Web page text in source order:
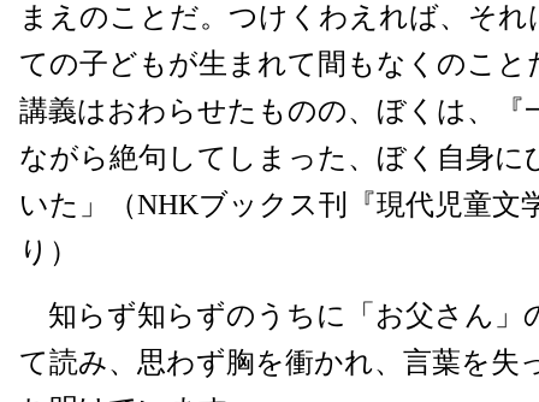
まえのことだ。つけくわえれば、そ
ての子どもが生まれて間もなくのこと
講義はおわらせたものの、ぼくは、『
ながら絶句してしまった、ぼく自身に
いた」（NHKブックス刊『現代児童文
り）
知らず知らずのうちに「お父さん」
て読み、思わず胸を衝かれ、言葉を失